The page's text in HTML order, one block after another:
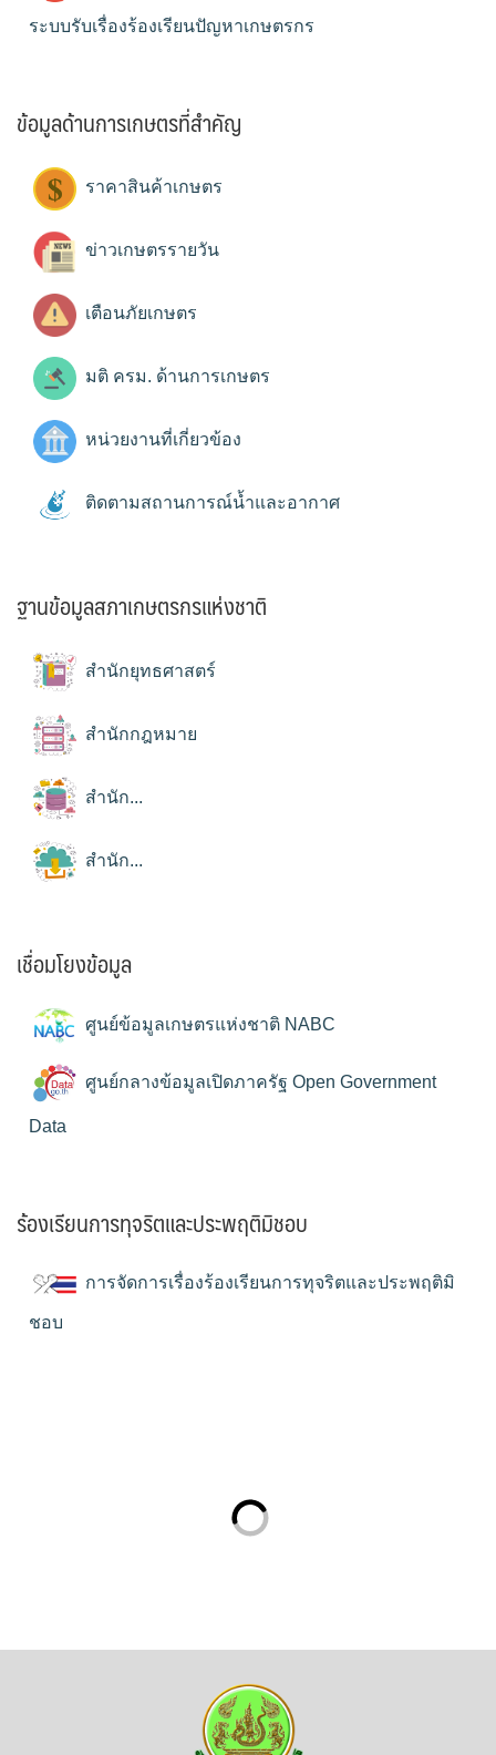
ระบบรับเรื่องร้องเรียนปัญหาเกษตรกร
ข้อมูลด้านการเกษตรที่สำคัญ
ราคาสินค้าเกษตร
ข่าวเกษตรรายวัน
เตือนภัยเกษตร
มติ ครม. ด้านการเกษตร
หน่วยงานที่เกี่ยวข้อง
ติดตามสถานการณ์น้ำและอากาศ
ฐานข้อมูลสภาเกษตรกรแห่งชาติ
สำนักยุทธศาสตร์
สำนักกฎหมาย
สำนัก...
สำนัก...
เชื่อมโยงข้อมูล
ศูนย์ข้อมูลเกษตรแห่งชาติ NABC
ศูนย์กลางข้อมูลเปิดภาครัฐ Open Government
Data
ร้องเรียนการทุจริตและประพฤติมิชอบ
การจัดการเรื่องร้องเรียนการทุจริตและประพฤติมิ
ชอบ